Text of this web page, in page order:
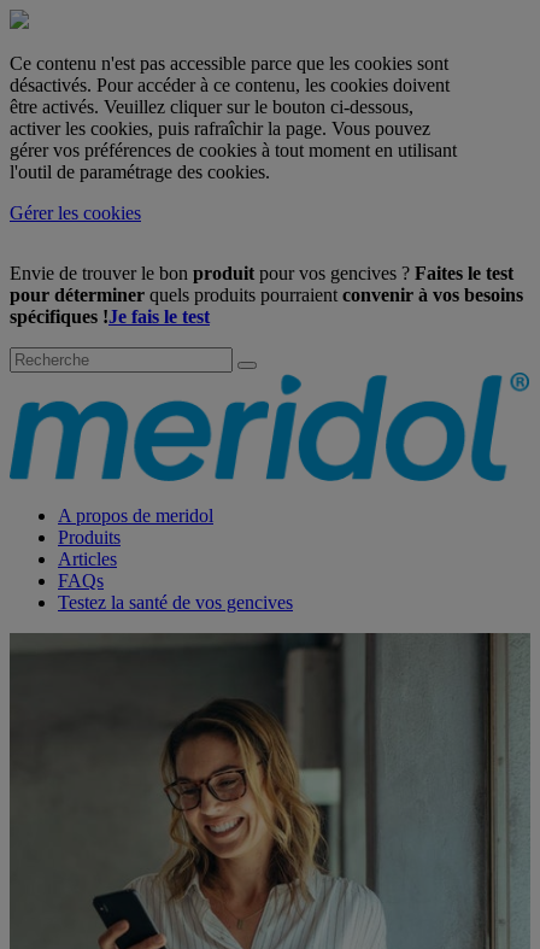
Ce contenu n'est pas accessible parce que les cookies sont
désactivés. Pour accéder à ce contenu, les cookies doivent
être activés. Veuillez cliquer sur le bouton ci-dessous,
activer les cookies, puis rafraîchir la page. Vous pouvez
gérer vos préférences de cookies à tout moment en utilisant
l'outil de paramétrage des cookies.
Gérer les cookies
Envie de trouver le bon produit pour vos gencives ? Faites le test
pour déterminer quels produits pourraient convenir à vos besoins
spécifiques !Je fais le test
A propos de meridol
Produits
Articles
FAQs
Testez la santé de vos gencives